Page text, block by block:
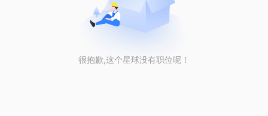
很抱歉,这个星球没有职位呢！